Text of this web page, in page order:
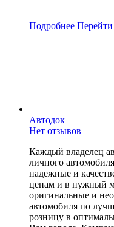
Подробнее Перейти
Автодок
Нет отзывов
Каждый владелец
личного
надежные и
ценам и в нужный
оригинальные и
автомобиля по
розницу в